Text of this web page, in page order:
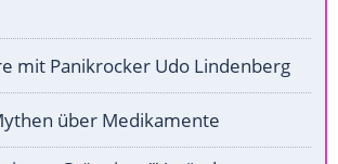
mit Panikrocker Udo Lindenberg
über Medikamente